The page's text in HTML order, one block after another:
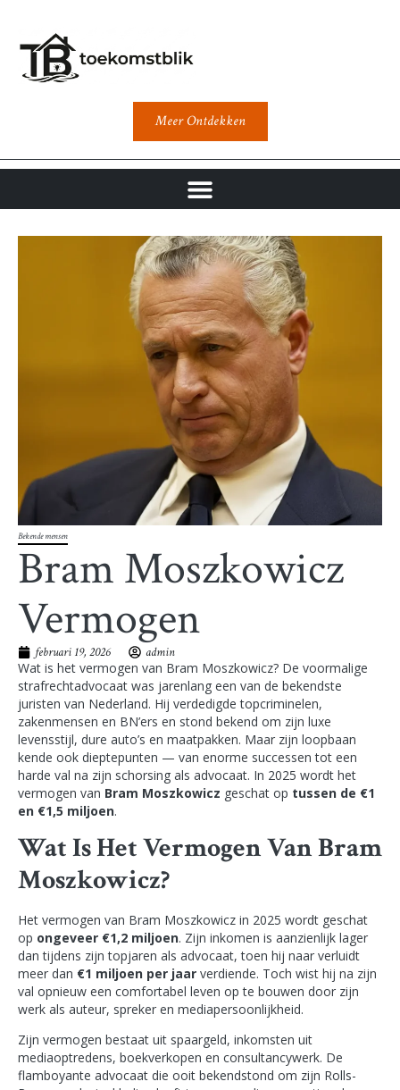
Meer Ontdekken
Bekende mensen
Bram Moszkowicz
Vermogen
februari 19, 2026 admin
Wat is het vermogen van Bram Moszkowicz? De voormalige
strafrechtadvocaat was jarenlang een van de bekendste
juristen van Nederland. Hij verdedigde topcriminelen,
zakenmensen en BN’ers en stond bekend om zijn luxe
levensstijl, dure auto’s en maatpakken. Maar zijn loopbaan
kende ook dieptepunten — van enorme successen tot een
harde val na zijn schorsing als advocaat. In 2025 wordt het
vermogen van Bram Moszkowicz geschat op tussen de €1
en €1,5 miljoen.
Wat Is Het Vermogen Van Bram
Moszkowicz?
Het vermogen van Bram Moszkowicz in 2025 wordt geschat
op ongeveer €1,2 miljoen. Zijn inkomen is aanzienlijk lager
dan tijdens zijn topjaren als advocaat, toen hij naar verluidt
meer dan €1 miljoen per jaar verdiende. Toch wist hij na zijn
val opnieuw een comfortabel leven op te bouwen door zijn
werk als auteur, spreker en mediapersoonlijkheid.
Zijn vermogen bestaat uit spaargeld, inkomsten uit
mediaoptredens, boekverkopen en consultancywerk. De
flamboyante advocaat die ooit bekendstond om zijn Rolls-